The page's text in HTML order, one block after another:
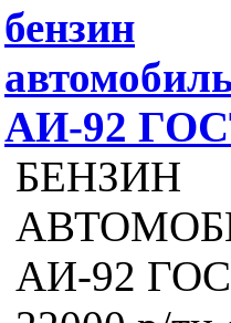
бензин
АИ-92
БЕНЗИН
АИ-92